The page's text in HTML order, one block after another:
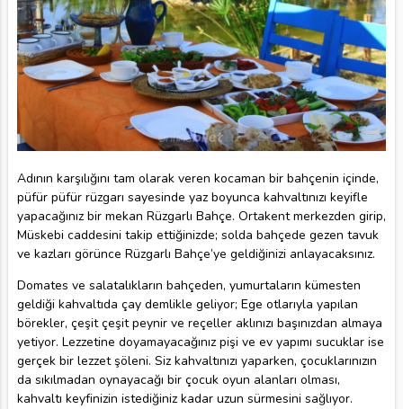
Adının karşılığını tam olarak veren kocaman bir bahçenin içinde,
püfür püfür rüzgarı sayesinde yaz boyunca kahvaltınızı keyifle
yapacağınız bir mekan Rüzgarlı Bahçe. Ortakent merkezden girip,
Müskebi caddesini takip ettiğinizde; solda bahçede gezen tavuk
ve kazları görünce Rüzgarlı Bahçe’ye geldiğinizi anlayacaksınız.
Domates ve salatalıkların bahçeden, yumurtaların kümesten
geldiği kahvaltıda çay demlikle geliyor; Ege otlarıyla yapılan
börekler, çeşit çeşit peynir ve reçeller aklınızı başınızdan almaya
yetiyor. Lezzetine doyamayacağınız pişi ve ev yapımı sucuklar ise
gerçek bir lezzet şöleni. Siz kahvaltınızı yaparken, çocuklarınızın
da sıkılmadan oynayacağı bir çocuk oyun alanları olması,
kahvaltı keyfinizin istediğiniz kadar uzun sürmesini sağlıyor.